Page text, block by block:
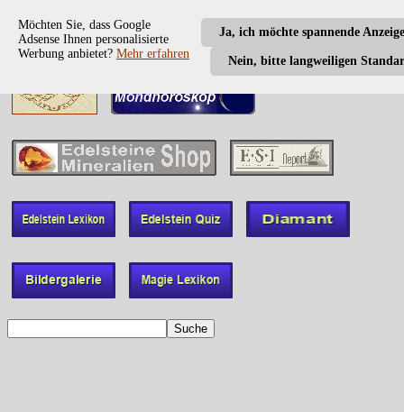
Ja, ich möchte spannende
Nein, bitte langweiligen
Möchten Sie, dass Google
Adsense Ihnen personalisierte
Werbung anbietet? Mehr erfahren